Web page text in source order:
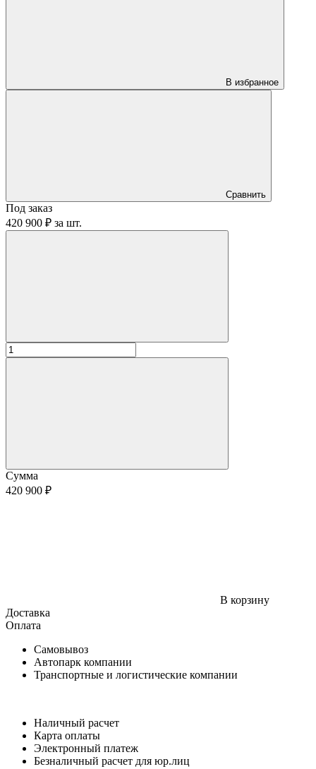
В избранное
Сравнить
Под заказ
420 900 ₽ за шт.
Сумма
420 900 ₽
В корзину
Доставка
Оплата
Самовывоз
Автопарк компании
Транспортные и логистические компании
Наличный расчет
Карта оплаты
Электронный платеж
Безналичный расчет для юр.лиц